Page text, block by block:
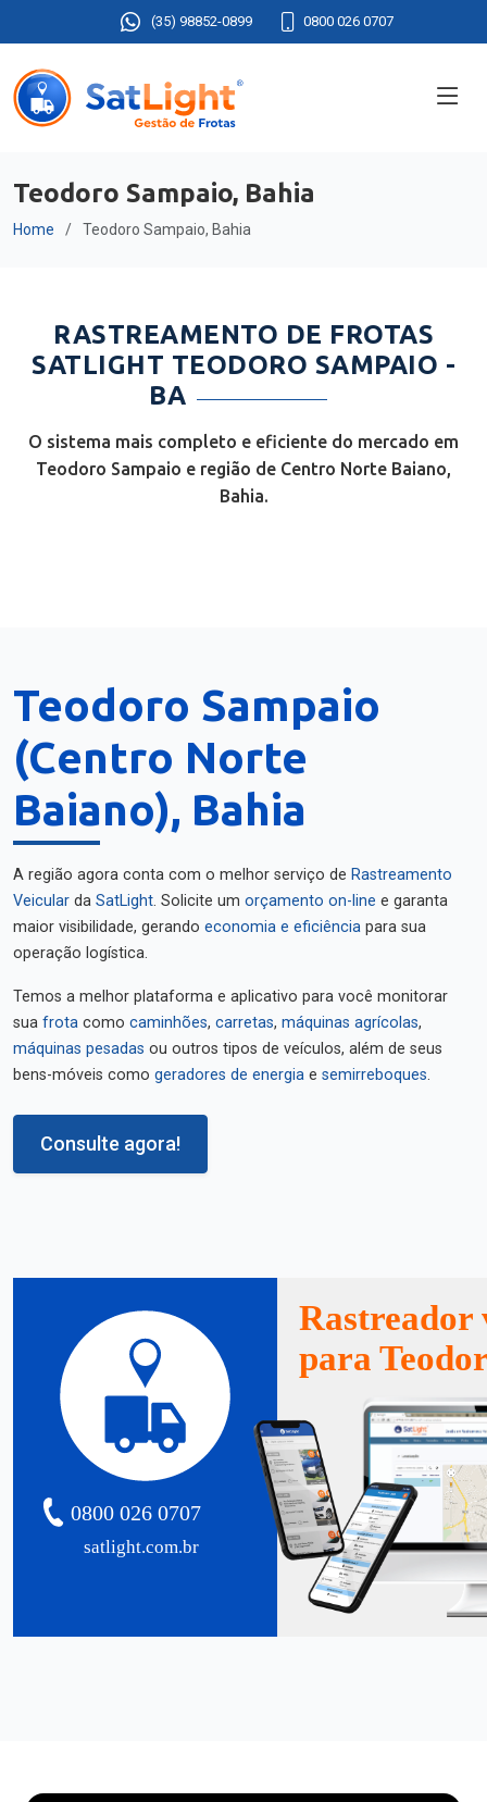
(35) 98852-0899 0800 026 0707
Teodoro Sampaio, Bahia
Home Teodoro Sampaio, Bahia
RASTREAMENTO DE FROTAS
SATLIGHT TEODORO SAMPAIO -
BA
O sistema mais completo e eficiente do mercado em
Teodoro Sampaio e região de Centro Norte Baiano,
Bahia.
Teodoro Sampaio
(Centro Norte
Baiano), Bahia
A região agora conta com o melhor serviço de Rastreamento
Veicular da SatLight. Solicite um orçamento on-line e garanta
maior visibilidade, gerando economia e eficiência para sua
operação logística.
Temos a melhor plataforma e aplicativo para você monitorar
sua frota como caminhões, carretas, máquinas agrícolas,
máquinas pesadas ou outros tipos de veículos, além de seus
bens-móveis como geradores de energia e semirreboques.
Consulte agora!
satlight.com.br
0800 026 0707
Rastreador
para